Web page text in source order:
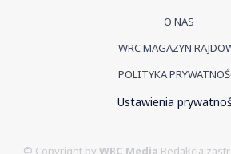
O NAS
WRC MAGAZYN
POLITYKA
Ustawienia
© Copyright by WRC Media Redakcja